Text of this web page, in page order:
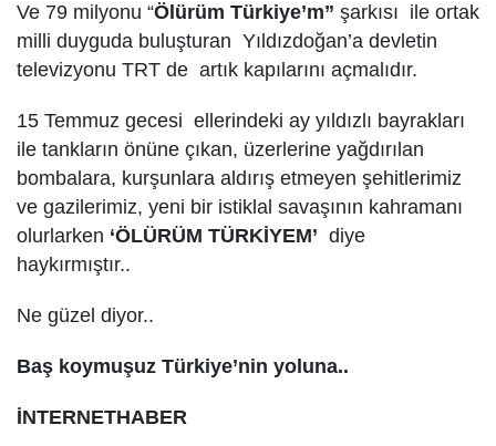
Ve 79 milyonu “Ölürüm Türkiye’m” şarkısı ile ortak
milli duyguda buluşturan Yıldızdoğan’a devletin
televizyonu TRT de artık kapılarını açmalıdır.
15 Temmuz gecesi ellerindeki ay yıldızlı bayrakları
ile tankların önüne çıkan, üzerlerine yağdırılan
bombalara, kurşunlara aldırış etmeyen şehitlerimiz
ve gazilerimiz, yeni bir istiklal savaşının kahramanı
olurlarken ‘ÖLÜRÜM TÜRKİYEM’ diye
haykırmıştır..
Ne güzel diyor..
Baş koymuşuz Türkiye’nin yoluna..
İNTERNETHABER